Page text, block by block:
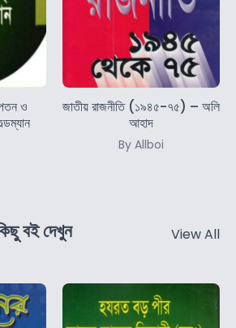
পতন ও
জাতীয় রাজনীতি (১৯৪৫-৭৫) – অলি
আহাদ
By Allboi
বই দেখুন View All